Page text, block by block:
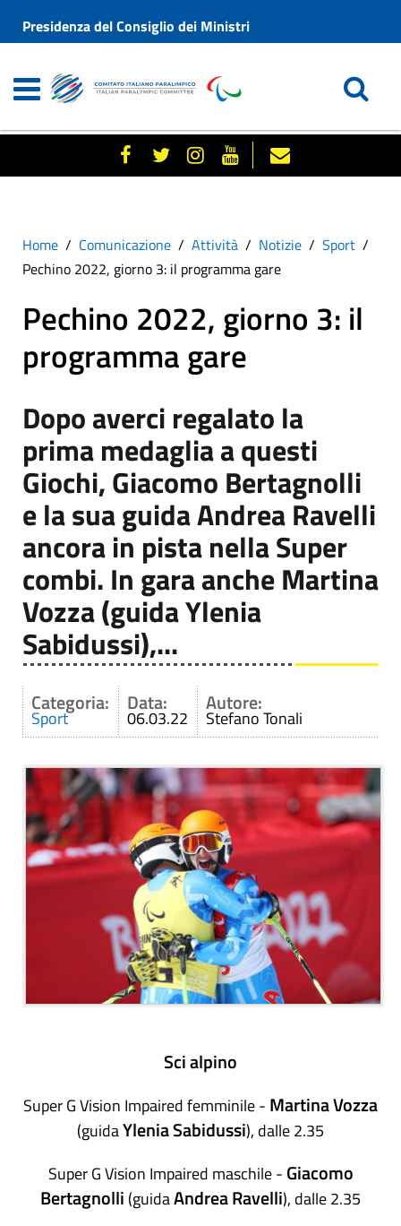
Presidenza del Consiglio dei Ministri
Home Comunicazione Attività Notizie
Sport
Pechino 2022, giorno 3: il programma gare
Pechino 2022, giorno 3: il
programma gare
Dopo averci regalato la
prima medaglia a questi
Giochi, Giacomo Bertagnolli
e la sua guida Andrea Ravelli
ancora in pista nella Super
combi. In gara anche Martina
Vozza (guida Ylenia
Sabidussi),...
Categoria:
Sport
Data:
06.03.22
Autore:
Stefano Tonali
Sci alpino
Super G Vision Impaired femminile - Martina Vozza
(guidaYlenia Sabidussi), dalle 2.35
Super G Vision Impaired maschile - Giacomo
Bertagnolli (guidaAndrea Ravelli), dalle 2.35